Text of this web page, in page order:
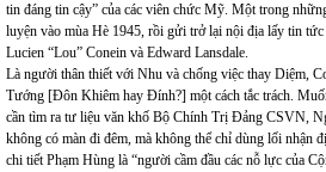
tin đáng tin cậy” của các viên chức Mỹ. Một trong
luyện vào mùa Hè 1945, rồi gửi trở lại nội địa lấy tin
Lucien “Lou” Conein và Edward Lansdale.
Là người thân thiết với Nhu và chống việc thay Diệm,
Tướng [Đôn Khiêm hay Đính?] một cách tắc trách.
cần tìm ra tư liệu văn khố Bộ Chính Trị Đảng CSVN,
không có màn đi đêm, mà không thể chỉ dùng lối nhận
chi tiết Phạm Hùng là “người cầm đầu các nỗ lực của